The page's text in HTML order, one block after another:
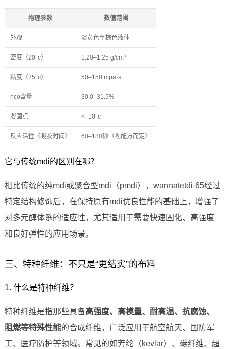
物理参数 数值范围
外观 淡黄色至棕色液体
密度（20°c） 1.20–1.25 g/cm³
粘度（25°c） 50–150 mpa·s
nco含量 30.0–31.5%
凝固点 < -10°c
反应活性（凝胶时间） 60–180秒（视配方而定）
它与传统mdi的区别在哪？
相比传统的纯mdi或聚合型mdi（pmdi），wannatetdi-65经过
特定结构修饰后，在保持原有mdi优良性能的基础上，增强了
对多元醇体系的适应性，尤其适用于需要快速固化、高强度
和良好弹性的应用场景。
三、特种纤维：不只是“更结实”的布料
1. 什么是特种纤维？
特种纤维是指那些具备高强度、高模量、耐高温、抗腐蚀、
阻燃等特殊性能的合成纤维，广泛应用于航空航天、国防军
工、医疗防护等领域。常见的如芳纶（kevlar）、碳纤维、超